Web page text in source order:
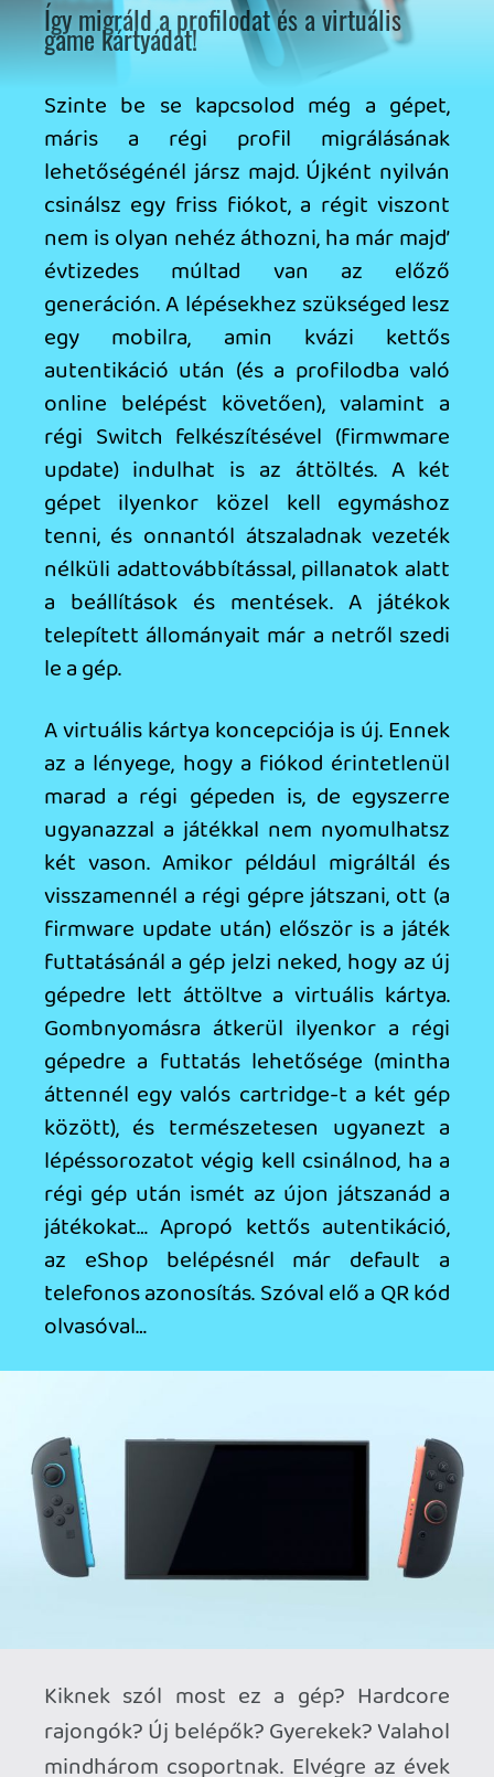
-hG19V4BwD-
Saya 2025.06.12 13:37:19
Kenny 2025.06.12 23:57:01 #205yf
Az a Street Fighter VI esetében valós tény.
Ezt nem lehet minden játékra ráhúzni, de
az SFVI esetében így van. DLSS technikával
csodákat lehet tenni. Eddig 2
multiplatform címet próbáltam. A másik
játék a Shadow Generations volt, ami Ps4
pro és One X gépeken 30 fps volt, itt már
adott a 60 fps, és mocsok szép abban a
módban is. Hardver ha gyengébb is, a
technológia mögötte modernebb. Van
itthon Series X és Ps5 is. Azok
természetesen erősebb vasak, de a
látványos.
Saya
axl 2025.06.12 13:38:00 #205vp
A felskálázás / apró kijelző kombinációja
csodákra képes.
Saya 2025.06.12 13:37:19 #205vo
Egy Xbox One X-hez képest sem, ami egy
8 éves hardver. Az egyik itteni tesztelő
szerint meg:
"Grafikailag valahol a Series S és a
PS5/Series X verziók között helyezkedik
el"...
Értem, hogy Nintendo, de azért ne már....
Necroman Mk2 2025.06.12 10:58:50
Necroman Mk2
2025.06.12 10:58:50
#205v8
Attól függ, mihez képest. Egy PS5 Pro
mellett tényleg nem az, de egy gaming
mobilhoz visznyítva már igen.
Saya 2025.06.11 14:51:40
Saya 2025.06.11 14:51:40 #205tg
Hmm, azért az a 3.09 TFLOPS dokkova,
illetve 1.72 TFLOPS handheld módban nem
tűnik elsőre annyira acélosnak...
pepimama
Necroman Mk2 2025.06.10 12:51:34
Már a “pixelekkel táncolók” és “lefekvés
előtt a benchmark értékeket párnába
sóhajtók” beszólásokért érdemes volt
kísérletezés helyett a bevállt recept
a gép alatt.
Kíváncsi vagyok, hogy vajon megközelíti-e
majd a Switch 1 eladási sikerét, vagy
megáll valahol 100 millió körül?
Információk Oké, értem és elfogadom!